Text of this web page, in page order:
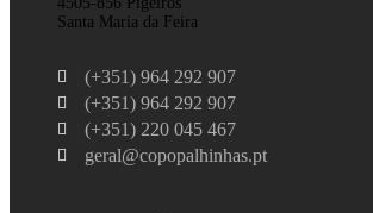
Santa Maria da Feira
(+351) 964 292 907
(+351) 964 292 907
(+351) 220 045 467
geral@copopalhinhas.pt